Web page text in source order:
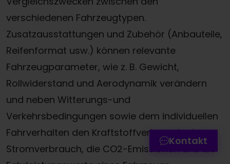
verschiedenen Fahrzeugtypen.
Zusatzausstattungen und Zubehör (Anbauteile,
Reifenformat usw.) können relevante
Fahrzeugparameter, wie z. B. Gewicht,
Rollwiderstand und Aerodynamik verändern
und neben Witterungs-und
Verkehrsbedingungen sowie dem individuellen
Fahrverhalten den Kraftstoffverbrauch, den
Stromverbrauch, die CO2-Emissionen und die
Kontakt
Termin online buchen
Zum Kontaktformular
Werkstatttermin-Hotline